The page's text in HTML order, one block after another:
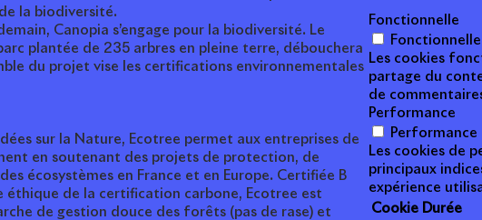
la biodiversité.
Canopia s’engage pour la biodiversité. Le
plantée de 235 arbres en pleine terre, débouchera
du projet vise les certifications environnementales
sur la Nature, Ecotree permet aux entreprises de
en soutenant des projets de protection, de
écosystèmes en France et en Europe. Certifiée B
éthique de la certification carbone, Ecotree est
de gestion douce des forêts (pas de rase) et
Fonctionnelle
Fonctionnelle
Les cookies
partage du
de
Performance
Performance
Les cookies de
principaux
expérience
Cookie Durée